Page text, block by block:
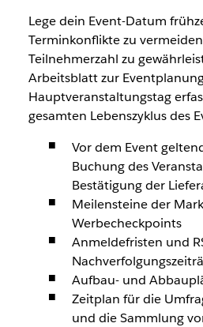
Lege dein Event-Datum
Terminkonflikte zu
Teilnehmerzahl zu
Arbeitsblatt zur
Hauptveranstaltungstag
gesamten Lebenszyklus des
Vor dem Event
Buchung des
Bestätigung der
Meilensteine der
Werbecheckpoints
Anmeldefristen und
Aufbau- und
Zeitplan für die
und die Sammlung